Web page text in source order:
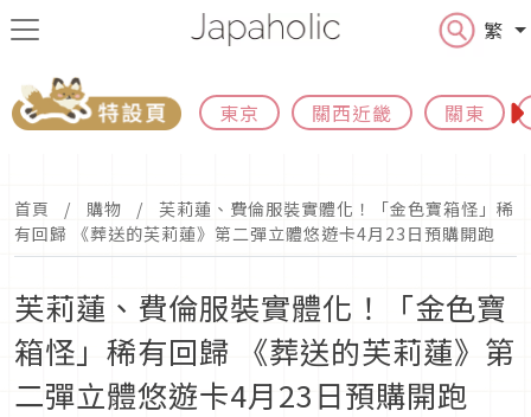
繁
東京 關西近畿 關東
首頁 購物
芙莉蓮、費倫服裝實體化！「金色寶箱怪」稀
有回歸 《葬送的芙莉蓮》第二彈立體悠遊卡4月23日預購開跑
芙莉蓮、費倫服裝實體化！「金色寶
箱怪」稀有回歸 《葬送的芙莉蓮》第
二彈立體悠遊卡4月23日預購開跑